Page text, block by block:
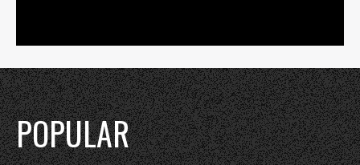
POPULAR